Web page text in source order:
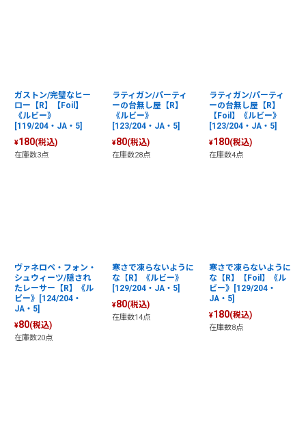
ガストン/完璧なヒー
ロー【R】【Foil】
《ルビー》
[119/204・JA・5]
¥180(税込)
在庫数3点
ラティガン/パーティ
ーの台無し屋【R】
《ルビー》
[123/204・JA・5]
¥80(税込)
在庫数28点
ラティガン/パーティ
ーの台無し屋【R】
【Foil】《ルビー》
[123/204・JA・5]
¥180(税込)
在庫数4点
ヴァネロペ・フォン・
シュウィーツ/隠され
たレーサー【R】《ル
ビー》[124/204・
JA・5]
¥80(税込)
在庫数20点
寒さで凍らないように
な【R】《ルビー》
[129/204・JA・5]
¥80(税込)
在庫数14点
寒さで凍らないように
な【R】【Foil】《ル
ビー》[129/204・
JA・5]
¥180(税込)
在庫数8点